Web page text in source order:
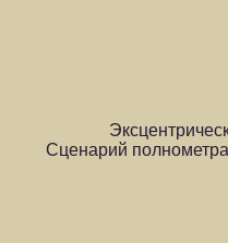
Сценарий